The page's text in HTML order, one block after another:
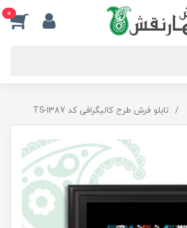
0
تابلو فرش طرح کالیگرافی کد TS-1387